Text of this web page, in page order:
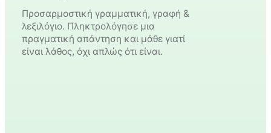
Προσαρμοστική γραμματική, γραφή &
λεξιλόγιο. Πληκτρολόγησε μια
πραγματική απάντηση και μάθε γιατί
είναι λάθος, όχι απλώς ότι είναι.